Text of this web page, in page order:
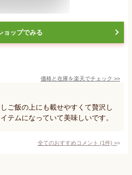
ョップでみる
価格と在庫を楽天でチェック >>
ご飯の上にも載せやすくて贅沢し
テムになっていて美味しいです。
全てのおすすめコメント (1件) >